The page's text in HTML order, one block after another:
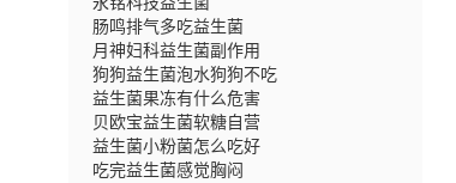
肠鸣排气多吃益生菌
月神妇科益生菌副作用
狗狗益生菌泡水狗狗不吃
益生菌果冻有什么危害
贝欧宝益生菌软糖自营
益生菌小粉菌怎么吃好
吃完益生菌感觉胸闷